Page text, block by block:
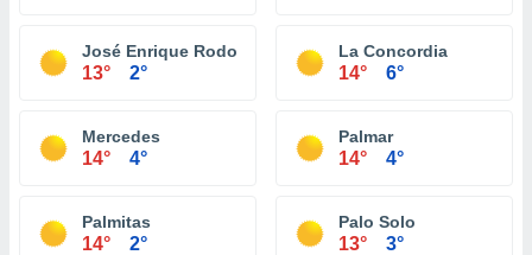
José Enrique Rodo
13° 2°
La Concordia
14° 6°
Mercedes
14° 4°
Palmar
14° 4°
Palmitas
14° 2°
Palo Solo
13° 3°